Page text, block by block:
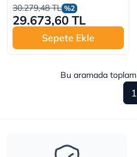
30.279,48 TL %2
29.673,60 TL
Sepete Ekle
Bu aramada toplam
1